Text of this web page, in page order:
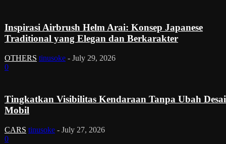
Inspirasi Airbrush Helm Arai: Konsep Japanese
Traditional yang Elegan dan Berkarakter
OTHERS tinusoke - July 29, 2026
0
Tingkatkan Visibilitas Kendaraan Tanpa Ubah
Mobil
CARS tinusoke - July 27, 2026
0